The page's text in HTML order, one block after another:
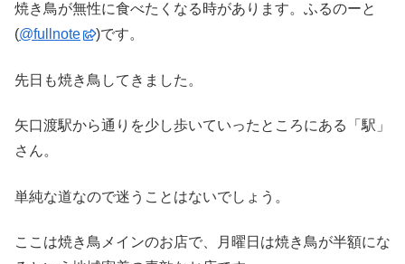
焼き鳥が無性に食べたくなる時があります。ふるのーと
(@fullnote )です。
先日も焼き鳥してきました。
矢口渡駅から通りを少し歩いていったところにある「駅」
さん。
単純な道なので迷うことはないでしょう。
ここは焼き鳥メインのお店で、月曜日は焼き鳥が半額にな